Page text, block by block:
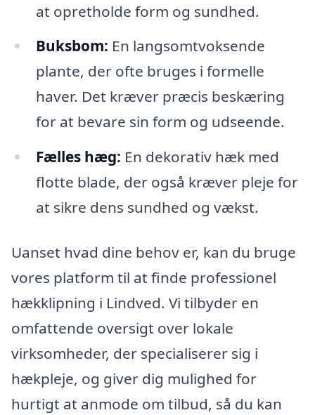
at opretholde form og sundhed.
Buksbom: En langsomtvoksende
plante, der ofte bruges i formelle
haver. Det kræver præcis beskæring
for at bevare sin form og udseende.
Fælles hæg: En dekorativ hæk med
flotte blade, der også kræver pleje for
at sikre dens sundhed og vækst.
Uanset hvad dine behov er, kan du bruge
vores platform til at finde professionel
hækklipning i Lindved. Vi tilbyder en
omfattende oversigt over lokale
virksomheder, der specialiserer sig i
hækpleje, og giver dig mulighed for
hurtigt at anmode om tilbud, så du kan